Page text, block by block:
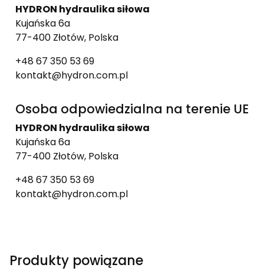
HYDRON hydraulika siłowa
Kujańska 6a
77-400 Złotów, Polska
+48 67 350 53 69
kontakt@hydron.com.pl
Osoba odpowiedzialna na terenie UE
HYDRON hydraulika siłowa
Kujańska 6a
77-400 Złotów, Polska
+48 67 350 53 69
kontakt@hydron.com.pl
Produkty powiązane